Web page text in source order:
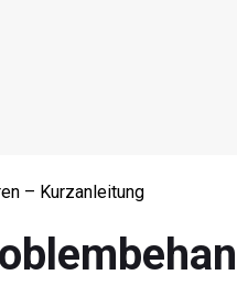
– Kurzanleitung